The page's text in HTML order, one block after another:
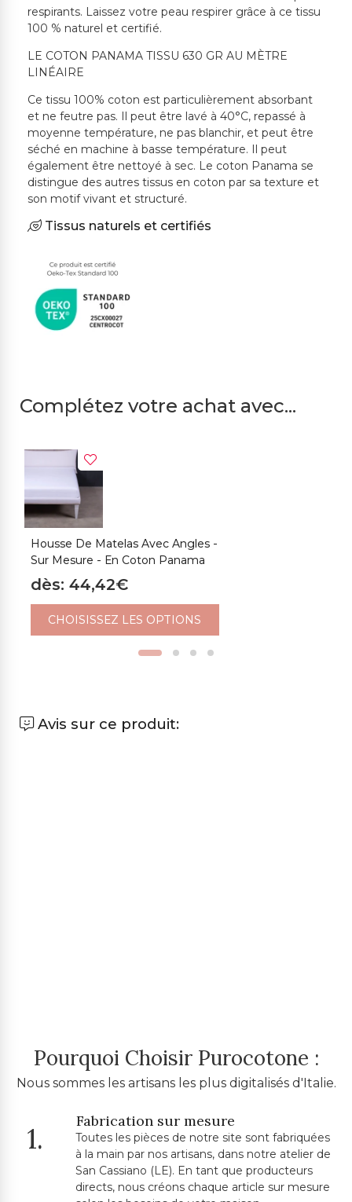
respirants. Laissez votre peau respirer grâce à ce tissu
100 % naturel et certifié.
LE COTON PANAMA TISSU 630 GR AU MÈTRE
LINÉAIRE
Ce tissu 100% coton est particulièrement absorbant
et ne feutre pas. Il peut être lavé à 40°C, repassé à
moyenne température, ne pas blanchir, et peut être
séché en machine à basse température. Il peut
également être nettoyé à sec. Le coton Panama se
distingue des autres tissus en coton par sa texture et
son motif vivant et structuré.
Tissus naturels et certifiés
Complétez votre achat avec...
Housse De Matelas Avec Angles -
Sur Mesure - En Coton Panama
dès: 44,42€
CHOISISSEZ LES OPTIONS
Avis sur ce produit:
Pourquoi Choisir Purocotone :
Nous sommes les artisans les plus digitalisés d'Italie.
1.
Fabrication sur mesure
Toutes les pièces de notre site sont fabriquées
à la main par nos artisans, dans notre atelier de
San Cassiano (LE). En tant que producteurs
directs, nous créons chaque article sur mesure